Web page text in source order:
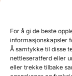
For å gi de beste
informasjonskapsler
Å samtykke til disse
nettleseratferd eller
eller trekke tilbake
Er vår
gi deg råd og
Nyttige Linker
Om oss
Kontakt